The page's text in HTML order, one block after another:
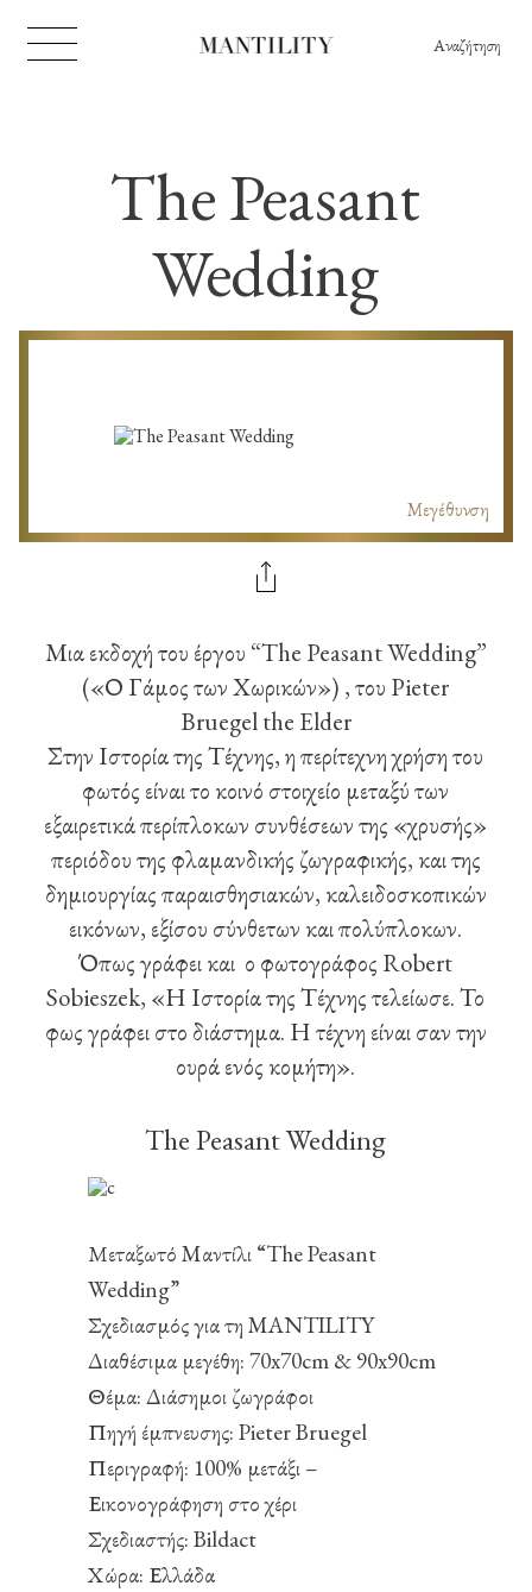
Αναζήτηση
The Peasant
Wedding
Μεγέθυνση
Μια εκδοχή του έργου “The Peasant Wedding”
(«Ο Γάμος των Χωρικών») , του Pieter
Bruegel the Elder
Στην Ιστορία της Τέχνης, η περίτεχνη χρήση του
φωτός είναι το κοινό στοιχείο μεταξύ των
εξαιρετικά περίπλοκων συνθέσεων της «χρυσής»
περιόδου της φλαμανδικής ζωγραφικής, και της
δημιουργίας παραισθησιακών, καλειδοσκοπικών
εικόνων, εξίσου σύνθετων και πολύπλοκων.
Όπως γράφει και ο φωτογράφος Robert
Sobieszek, «Η Ιστορία της Τέχνης τελείωσε. Το
φως γράφει στο διάστημα. Η τέχνη είναι σαν την
ουρά ενός κομήτη».
The Peasant Wedding
Μεταξωτό Mαντίλι “The Peasant
Wedding”
Σχεδιασμός για τη MANTILITY
Διαθέσιμα μεγέθη: 70x70cm & 90x90cm
Θέμα: Διάσημοι ζωγράφοι
Πηγή έμπνευσης: Pieter Bruegel
Περιγραφή: 100% μετάξι –
Εικονογράφηση στο χέρι
Σχεδιαστής: Bildact
Χώρα: Ελλάδα